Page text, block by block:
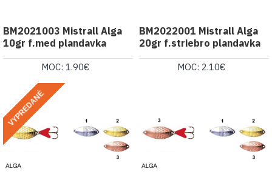
BM2021003 Mistrall Alga
10gr f.med plandavka
MOC: 1.90€
BM2022001 Mistrall Alga
20gr f.striebro plandavka
MOC: 2.10€
VYPREDANÉ